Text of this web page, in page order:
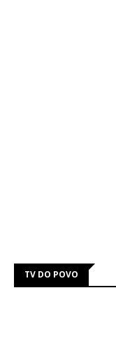
TV DO POVO